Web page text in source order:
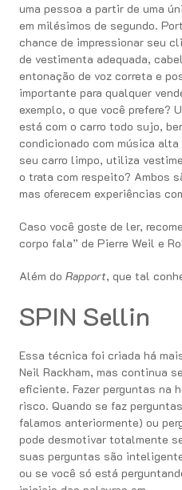
uma pessoa a partir de uma
em milésimos de segundo.
chance de impressionar seu
de vestimenta adequada,
entonação de voz correta e
importante para qualquer
exemplo, o que você prefere?
está com o carro todo sujo,
condicionado com música
seu carro limpo, utiliza
o trata com respeito? Ambos
mas oferecem experiências
Caso você goste de ler,
corpo fala” de Pierre Weil e
Além do Rapport, que tal
SPIN Sellin
Essa técnica foi criada há
Neil Rackham, mas continua
eficiente. Fazer perguntas na
risco. Quando se faz
falamos anteriormente) ou
pode desmotivar totalmente
suas perguntas são
ou se você só está